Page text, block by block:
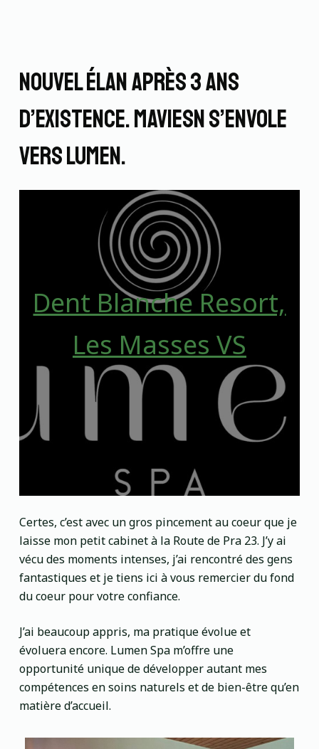
e
a
u
Nouvel élan après 3 ans
d’existence. MaVieSN s’envole
vers LUMEN.
Dent Blanche Resort,
Les Masses VS
Certes, c’est avec un gros pincement au coeur que je
laisse mon petit cabinet à la Route de Pra 23. J’y ai
vécu des moments intenses, j’ai rencontré des gens
fantastiques et je tiens ici à vous remercier du fond
du coeur pour votre confiance.
J’ai beaucoup appris, ma pratique évolue et
évoluera encore. Lumen Spa m’offre une
opportunité unique de développer autant mes
compétences en soins naturels et de bien-être qu’en
matière d’accueil.